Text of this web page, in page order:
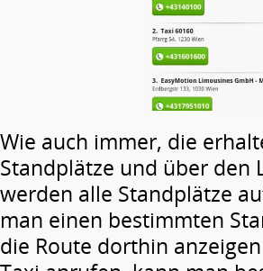
Wie auch immer, die
Standplätze und über den
werden alle Standplätze
man einen bestimmten
die Route dorthin